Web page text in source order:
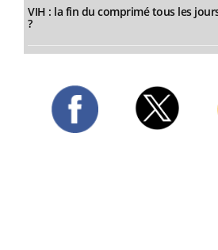
VIH : la fin du comprimé tous les
?